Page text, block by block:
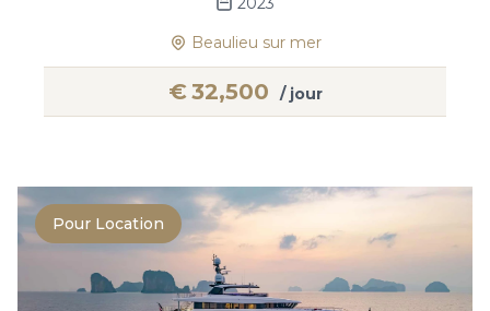
Beaulieu sur mer
€32,500 / jour
Pour Location